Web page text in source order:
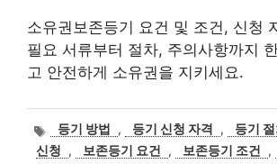
소유권보존등기 요건 및 조건, 신청
필요 서류부터 절차, 주의사항까지
고 안전하게 소유권을 지키세요.
태
그
등기 방법 , 등기 신청 자격 , 등기
신청
, 보존등기 요건 , 보존등기 조건 ,